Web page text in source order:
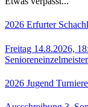
2026 Erfurter
Freitag 14.8.2026,
2026 Jugend